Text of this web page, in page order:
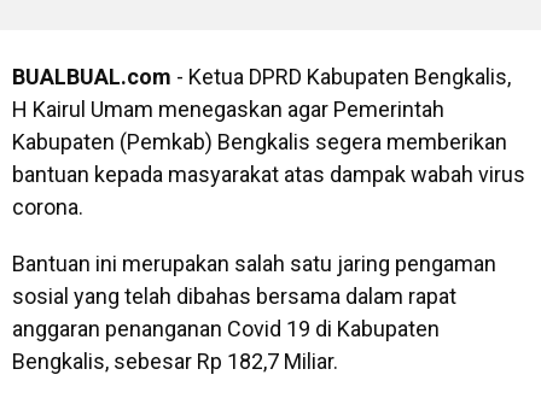
BUALBUAL.com - Ketua DPRD Kabupaten Bengkalis,
H Kairul Umam menegaskan agar Pemerintah
Kabupaten (Pemkab) Bengkalis segera memberikan
bantuan kepada masyarakat atas dampak wabah virus
corona.
Bantuan ini merupakan salah satu jaring pengaman
sosial yang telah dibahas bersama dalam rapat
anggaran penanganan Covid 19 di Kabupaten
Bengkalis, sebesar Rp 182,7 Miliar.